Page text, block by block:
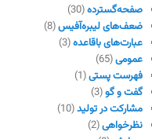
صفحه‌گسترده(30)
ضعف‌های لیبره‌آفیس(8)
عبارت‌های باقاعده(3)
عمومی(65)
فهرست پستی(1)
گفت و گو(3)
مشارکت در تولید(10)
نظرخواهی(2)